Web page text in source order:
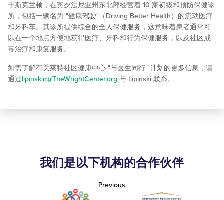
于斯克兰顿，在宾夕法尼亚州东北部经营着 10 家初级和预防保健诊
所，包括一辆名为 "健康驾驶"（Driving Better Health）的流动医疗
和牙科车。其诊所提供综合的全人保健服务，这意味着患者通常可
以在一个地点方便地获得医疗、牙科和行为保健服务，以及社区戒
毒治疗和康复服务。
如需了解有关莱特社区健康中心 "与医生同行 "计划的更多信息，请
通过lipinskin@TheWrightCenter.org 与 Lipinski 联系。
我们是以下机构的合作伙伴
Previous